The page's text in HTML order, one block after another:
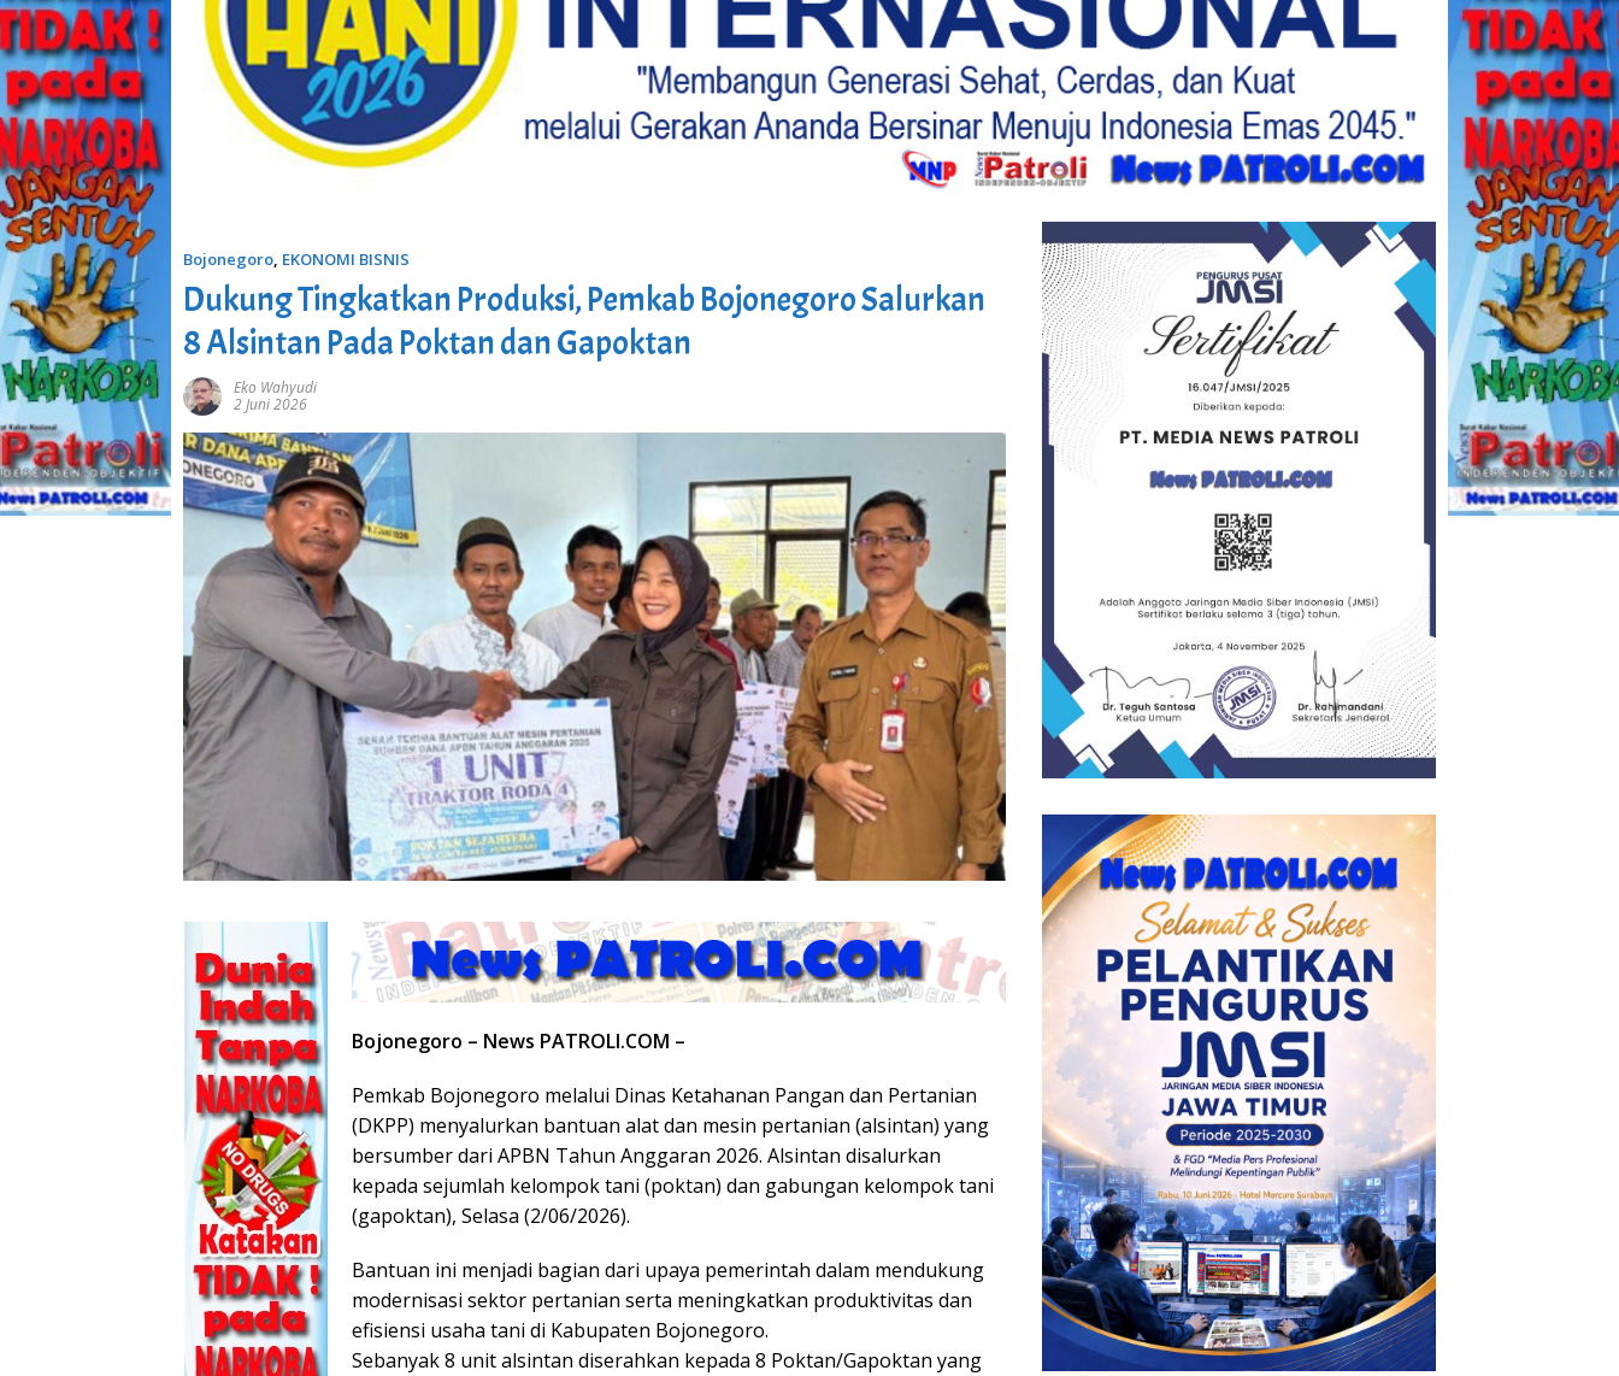
Bojonegoro, EKONOMI BISNIS
Dukung Tingkatkan Produksi, Pemkab Bojonegoro Salurkan
8 Alsintan Pada Poktan dan Gapoktan
Eko Wahyudi
2 Juni 2026
Bojonegoro – News PATROLI.COM –
Pemkab Bojonegoro melalui Dinas Ketahanan Pangan dan Pertanian
(DKPP) menyalurkan bantuan alat dan mesin pertanian (alsintan) yang
bersumber dari APBN Tahun Anggaran 2026. Alsintan disalurkan
kepada sejumlah kelompok tani (poktan) dan gabungan kelompok tani
(gapoktan), Selasa (2/06/2026).
Bantuan ini menjadi bagian dari upaya pemerintah dalam mendukung
modernisasi sektor pertanian serta meningkatkan produktivitas dan
efisiensi usaha tani di Kabupaten Bojonegoro.
Sebanyak 8 unit alsintan diserahkan kepada 8 Poktan/Gapoktan yang